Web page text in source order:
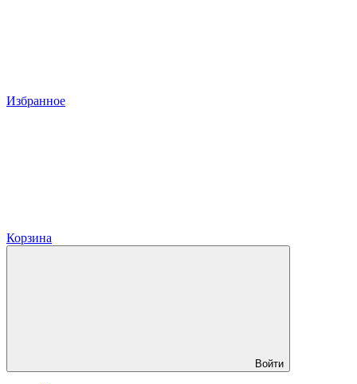
Избранное
Корзина
Войти